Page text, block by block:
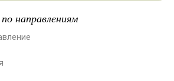
направлениям